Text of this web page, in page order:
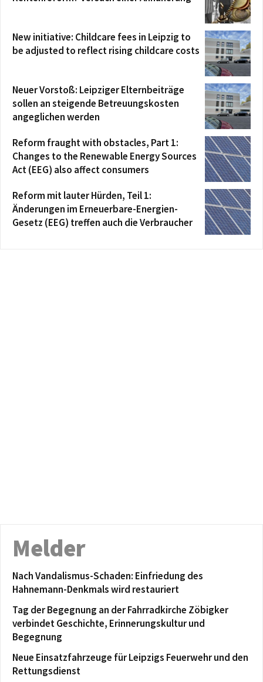
New initiative: Childcare fees in Leipzig to
be adjusted to reflect rising childcare costs
Neuer Vorstoß: Leipziger Elternbeiträge
sollen an steigende Betreuungskosten
angeglichen werden
Reform fraught with obstacles, Part 1:
Changes to the Renewable Energy Sources
Act (EEG) also affect consumers
Reform mit lauter Hürden, Teil 1:
Änderungen im Erneuerbare-Energien-
Gesetz (EEG) treffen auch die Verbraucher
Melder
Nach Vandalismus-Schaden: Einfriedung des
Hahnemann-Denkmals wird restauriert
Tag der Begegnung an der Fahrradkirche Zöbigker
verbindet Geschichte, Erinnerungskultur und
Begegnung
Neue Einsatzfahrzeuge für Leipzigs Feuerwehr und den
Rettungsdienst